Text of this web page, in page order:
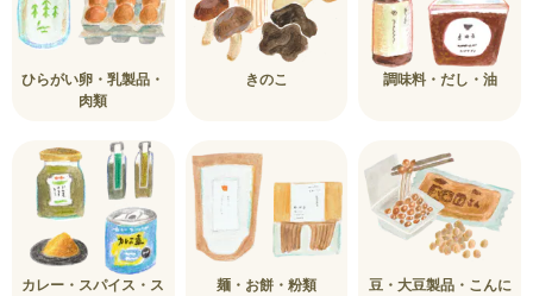
ひらがい卵・乳製品・
肉類
きのこ 調味料・だし・油
カレー・スパイス・ス
麺・お餅・粉類
豆・大豆製品・こんに